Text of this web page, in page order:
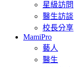
星級訪問
醫生訪談
校長分享
MamiPro
藝人
醫生